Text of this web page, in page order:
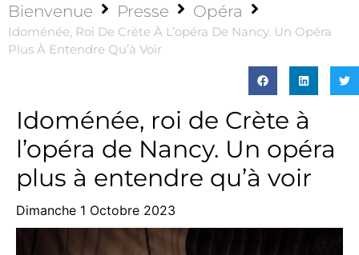
Bienvenue Presse Opéra
Idoménée, Roi De Crète À L’opéra De Nancy. Un Opéra
Plus À Entendre Qu’à Voir
Idoménée, roi de Crète à
l’opéra de Nancy. Un opéra
plus à entendre qu’à voir
Dimanche 1 Octobre 2023